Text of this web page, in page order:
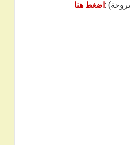
:اضغط هنا